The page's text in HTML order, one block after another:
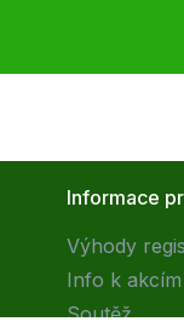
Informace
Výhody
Info k akcím
Soutěž